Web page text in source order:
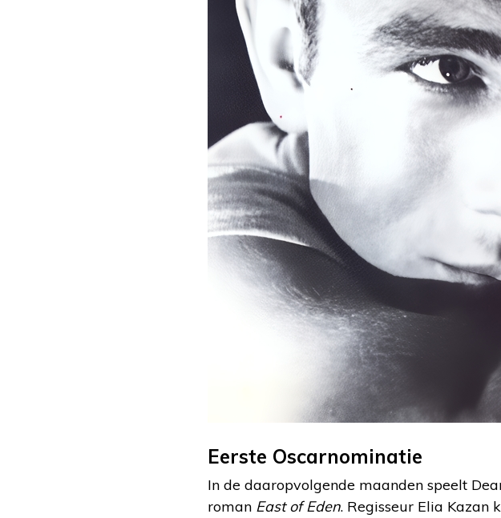
Eerste Oscarnominatie
In de daaropvolgende maanden speelt
roman East of Eden. Regisseur Elia Kazan